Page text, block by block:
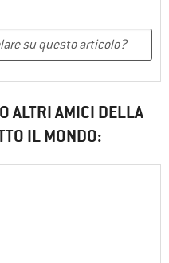
ALTRI AMICI DELLA
IL MONDO: